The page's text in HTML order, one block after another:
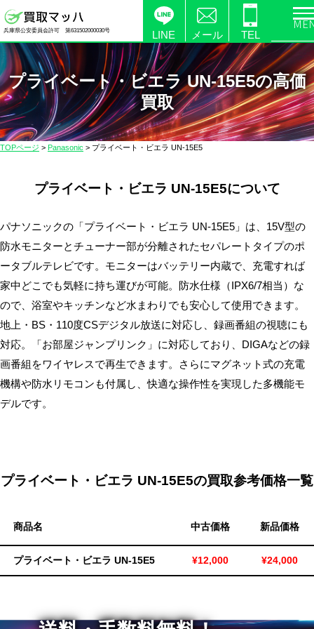
製
品
の
高
価
買
ら
取
マ
ッ
ハ】
料
無
料・
ス
ピ
兵庫県公安委員会許可 第631502000030号 LINE メール TEL
プライベート・ビエラ UN-15E5の高価
買取
TOPページ > Panasonic > プライベート・ビエラ UN-15E5
プライベート・ビエラ UN-15E5について
パナソニックの「プライベート・ビエラ UN-15E5」は、15V型の
防水モニターとチューナー部が分離されたセパレートタイプのポ
ータブルテレビです。モニターはバッテリー内蔵で、充電すれば
家中どこでも気軽に持ち運びが可能。防水仕様（IPX6/7相当）な
ので、浴室やキッチンなど水まわりでも安心して使用できます。
地上・BS・110度CSデジタル放送に対応し、録画番組の視聴にも
対応。「お部屋ジャンプリンク」に対応しており、DIGAなどの録
画番組をワイヤレスで再生できます。さらにマグネット式の充電
機構や防水リモコンも付属し、快適な操作性を実現した多機能モ
デルです。
プライベート・ビエラ UN-15E5の買取参考価格一覧
商品名 中古価格 新品価格
プライベート・ビエラ UN-15E5 ¥12,000 ¥24,000